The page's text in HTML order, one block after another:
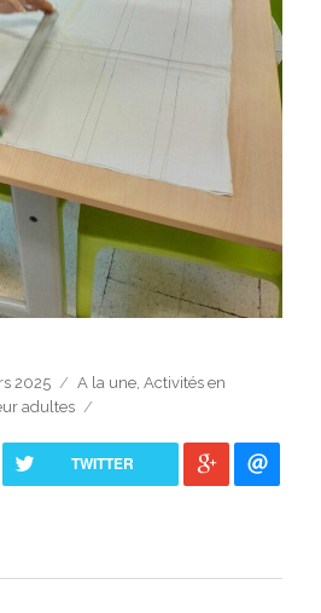
2025 Catégories
A la une, Activités en
adultes
TWITTER